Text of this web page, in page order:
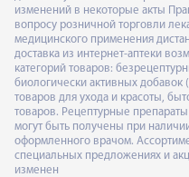
изменений в некоторые акты
вопросу розничной торговли
медицинского применения
доставка из интернет-аптеки
категорий товаров:
биологически активных
товаров для ухода и красоты,
товаров. Рецептурные
могут быть получены при
оформленного врачом.
специальных предложениях и
изменен